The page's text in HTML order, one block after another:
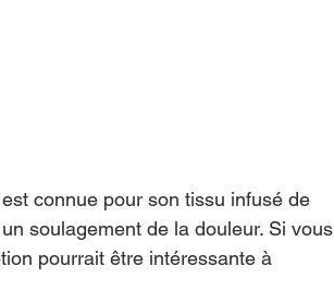
connue pour son tissu infusé de
soulagement de la douleur. Si vous
pourrait être intéressante à